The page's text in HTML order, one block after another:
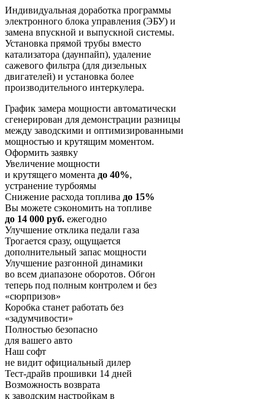
Индивидуальная доработка программы
электронного блока управления (ЭБУ) и
замена впускной и выпускной системы.
Установка прямой трубы вместо
катализатора (даунпайп), удаление
сажевого фильтра (для дизельных
двигателей) и установка более
производительного интеркулера.
График замера мощности автоматически
сгенерирован для демонстрации разницы
между заводскими и оптимизированными
мощностью и крутящим моментом.
Оформить заявку
Увеличение мощности
и крутящего момента до 40%,
устранение турбоямы
Снижение расхода топлива до 15%
Вы можете сэкономить на топливе
до 14 000 руб. ежегодно
Улучшение отклика педали газа
Трогается сразу, ощущается
дополнительный запас мощности
Улучшение разгонной динамики
во всем диапазоне оборотов. Обгон
теперь под полным контролем и без
«сюрпризов»
Коробка станет работать без
«задумчивости»
Полностью безопасно
для вашего авто
Наш софт
не видит официальный дилер
Тест-драйв прошивки 14 дней
Возможность возврата
к заводским настройкам в